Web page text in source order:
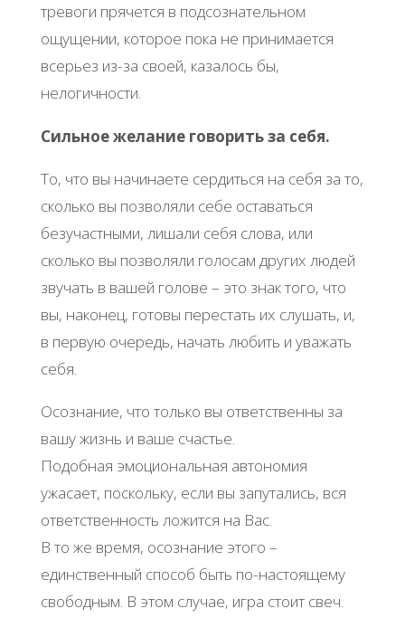
тревоги прячется в подсознательном
ощущении, которое пока не принимается
всерьез из-за своей, казалось бы,
нелогичности.
Сильное желание говорить за себя.
То, что вы начинаете сердиться на себя за то,
сколько вы позволяли себе оставаться
безучастными, лишали себя слова, или
сколько вы позволяли голосам других людей
звучать в вашей голове – это знак того, что
вы, наконец, готовы перестать их слушать, и,
в первую очередь, начать любить и уважать
себя.
Осознание, что только вы ответственны за
вашу жизнь и ваше счастье.
Подобная эмоциональная автономия
ужасает, поскольку, если вы запутались, вся
ответственность ложится на Вас.
В то же время, осознание этого –
единственный способ быть по-настоящему
свободным. В этом случае, игра стоит свеч.